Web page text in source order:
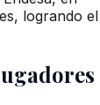
logrando el